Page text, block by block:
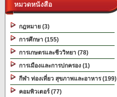
หมวดหนังสือ
กฎหมาย (3)
การศึกษา (155)
การเกษตรและชีววิทยา (78)
การเมืองและการปกครอง (1)
กีฬา ท่องเที่ยว สุขภาพและอาหาร (199)
คอมพิวเตอร์ (77)